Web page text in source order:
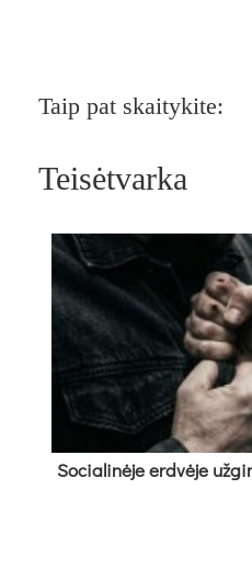
Taip pat skaitykite:
Teisėtvarka
So­cia­li­nė­je erd­vė­je